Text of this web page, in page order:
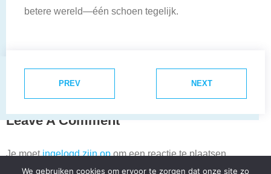
betere wereld—één schoen tegelijk.
PREV NEXT
Leave A Comment
Je moetingelogd zijn opom een reactie te plaatsen.
We gebruiken cookies om ervoor te zorgen dat onze site zo